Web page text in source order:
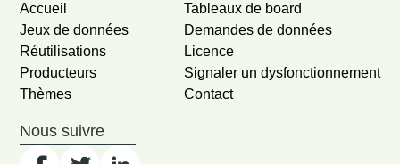
Accueil
Jeux de données
Réutilisations
Producteurs
Thèmes
Tableaux de board
Demandes de données
Licence
Signaler un dysfonctionnement
Contact
Nous suivre